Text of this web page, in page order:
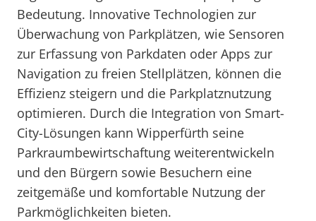
Bedeutung. Innovative Technologien zur
Überwachung von Parkplätzen, wie Sensoren
zur Erfassung von Parkdaten oder Apps zur
Navigation zu freien Stellplätzen, können die
Effizienz steigern und die Parkplatznutzung
optimieren. Durch die Integration von Smart-
City-Lösungen kann Wipperfürth seine
Parkraumbewirtschaftung weiterentwickeln
und den Bürgern sowie Besuchern eine
zeitgemäße und komfortable Nutzung der
Parkmöglichkeiten bieten.